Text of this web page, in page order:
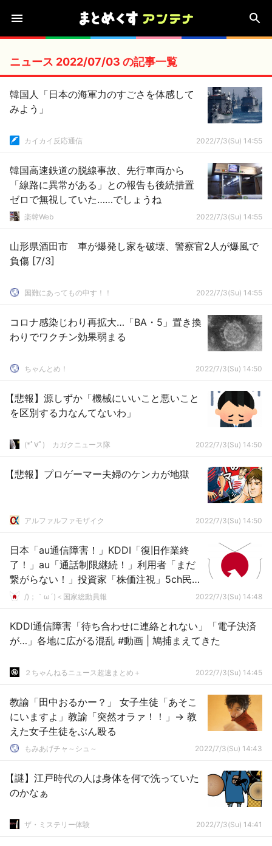
ニュース 2022/07/03 の記事一覧
韓国人「日本の海軍力のすごさを体感して
みよう」
カイカイ反応通信 2022/7/3(Su) 14:55
韓国高速鉄道の脱線事故、先行車両から
「線路に異常がある」との報告も後続措置
ゼロで無視していた……でしょうね
楽韓Web 2022/7/3(Su) 14:55
山形県酒田市 車が爆発し家を破壊、警察官2人が爆風で
負傷 [7/3]
国難にあってもの申す！！ 2022/7/3(Su) 14:55
コロナ感染じわり再拡大…「BA・5」置き換
わりでワクチン効果弱まる
ちゃんとめ！ 2022/7/3(Su) 14:50
【悲報】源しずか「機械にいいこと悪いこと
を区別する力なんてないわ」
(*ﾟ∀ﾟ)ゞカガクニュース隊 2022/7/3(Su) 14:50
【悲報】プロゲーマー夫婦のケンカが地獄
アルファルファモザイク 2022/7/3(Su) 14:50
日本「au通信障害！」KDDI「復旧作業終
了！」au「通話制限継続！」利用者「まだ
繋がらない！」投資家「株価注視」5ch民
「寝る前に電源消せ！(電波探して電池減
/)；｀ω´)＜国家総動員報 2022/7/3(Su) 14:48
KDDI通信障害「待ち合わせに連絡とれない」「電子決済
が…」各地に広がる混乱 #動画 | 鳩捕まえてきた
２ちゃんねるニュース超速まとめ＋ 2022/7/3(Su) 14:45
教諭「田中おるかー？」 女子生徒「あそこ
にいますよ」教諭「突然オラァ！！」→ 教
えた女子生徒をぶん殴る
もみあげチャ～シュ～ 2022/7/3(Su) 14:43
【謎】江戸時代の人は身体を何で洗っていた
のかなぁ
ザ・ミステリー体験 2022/7/3(Su) 14:41